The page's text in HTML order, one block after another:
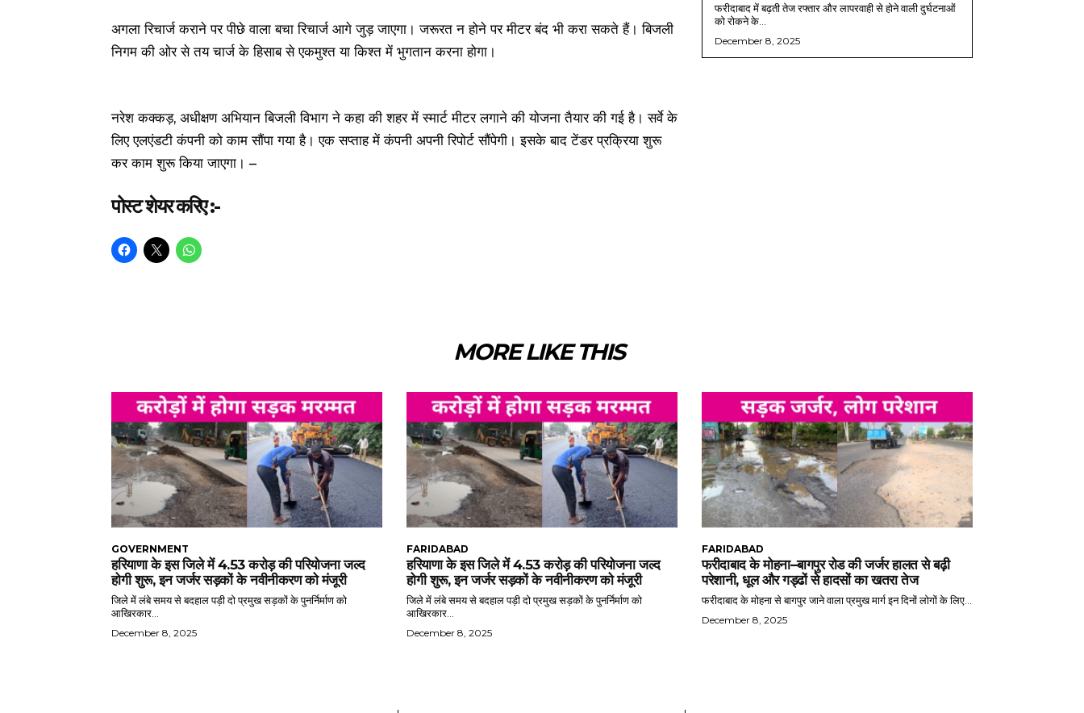
अगला रिचार्ज कराने पर पीछे वाला बचा रिचार्ज आगे जुड़ जाएगा। जरूरत न होने पर मीटर बंद भी करा सकते हैं। बिजली
निगम की ओर से तय चार्ज के हिसाब से एकमुश्त या किश्त में भुगतान करना होगा।
नरेश कक्कड़, अधीक्षण अभियान बिजली विभाग ने कहा की शहर में स्मार्ट मीटर लगाने की योजना तैयार की गई है। सर्वे के
लिए एलएंडटी कंपनी को काम सौंपा गया है। एक सप्ताह में कंपनी अपनी रिपोर्ट सौंपेगी। इसके बाद टेंडर प्रक्रिया शुरू
कर काम शुरू किया जाएगा। –
पोस्ट शेयर करिए :-
फरीदाबाद में बढ़ती तेज रफ्तार और लापरवाही से होने वाली दुर्घटनाओं
को रोकने के...
December 8, 2025
MORE LIKE THIS
GOVERNMENT
हरियाणा के इस जिले में 4.53 करोड़ की परियोजना जल्द
होगी शुरू, इन जर्जर सड़कों के नवीनीकरण को मंजूरी
जिले में लंबे समय से बदहाल पड़ी दो प्रमुख सड़कों के पुनर्निर्माण को
आखिरकार...
December 8, 2025
FARIDABAD
हरियाणा के इस जिले में 4.53 करोड़ की परियोजना जल्द
होगी शुरू, इन जर्जर सड़कों के नवीनीकरण को मंजूरी
जिले में लंबे समय से बदहाल पड़ी दो प्रमुख सड़कों के पुनर्निर्माण को
आखिरकार...
December 8, 2025
FARIDABAD
फरीदाबाद के मोहना–बागपुर रोड की जर्जर हालत से बढ़ी
परेशानी, धूल और गड्ढों से हादसों का खतरा तेज
फरीदाबाद के मोहना से बागपुर जाने वाला प्रमुख मार्ग इन दिनों लोगों के लिए...
December 8, 2025